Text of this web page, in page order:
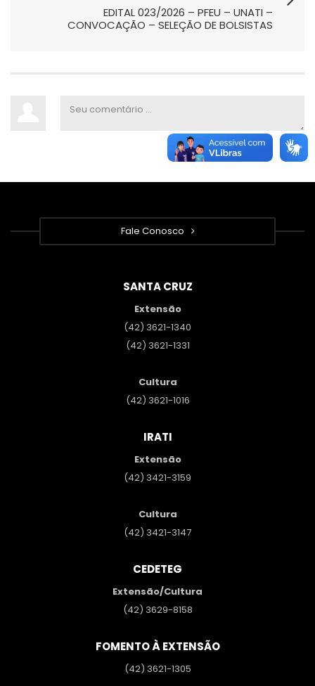
EDITAL 023/2026 – PFEU – UNATI –
CONVOCAÇÃO – SELEÇÃO DE BOLSISTAS
Fale Conosco
SANTA CRUZ
Extensão
(42) 3621-1340
(42) 3621-1331
Cultura
(42) 3621-1016
IRATI
Extensão
(42) 3421-3159
Cultura
(42) 3421-3147
CEDETEG
Extensão/Cultura
(42) 3629-8158
FOMENTO À EXTENSÃO
(42) 3621-1305